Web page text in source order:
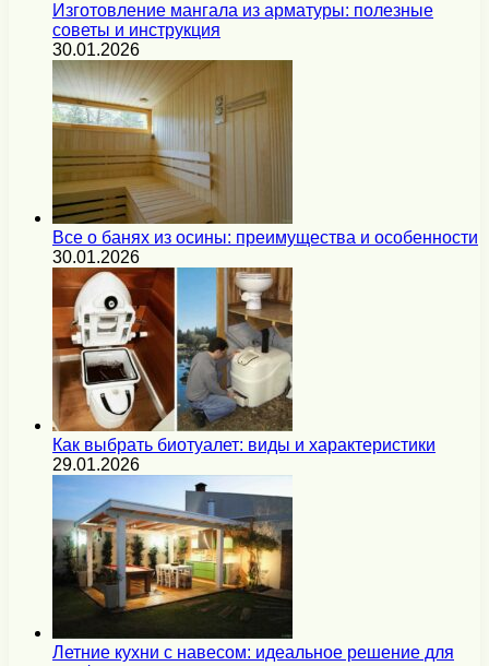
Изготовление мангала из арматуры: полезные
советы и инструкция
30.01.2026
Все о банях из осины: преимущества и особенности
30.01.2026
Как выбрать биотуалет: виды и характеристики
29.01.2026
Летние кухни с навесом: идеальное решение для